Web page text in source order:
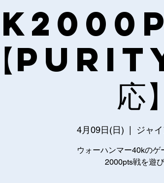
応】
4月09日(日) ジャ
ウォーハンマー40kのゲ
2000pts戦を遊び